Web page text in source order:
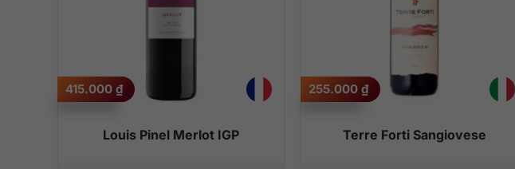
Louis Pinel Merlot IGP
415.000 ₫
Terre Forti Sangiovese
255.000 ₫